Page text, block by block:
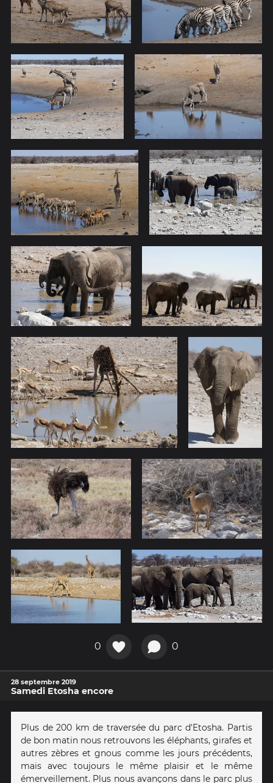
0 0
28 septembre 2019
Samedi Etosha encore
Plus de 200 km de traversée du parc d'Etosha. Partis
de bon matin nous retrouvons les éléphants, girafes et
autres zèbres et gnous comme les jours précédents,
mais avec toujours le même plaisir et le même
émerveillement. Plus nous avançons dans le parc plus